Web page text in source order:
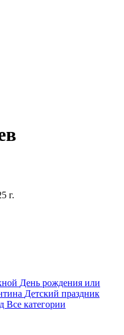
г.
День рождения или
Детский праздник
Все категории